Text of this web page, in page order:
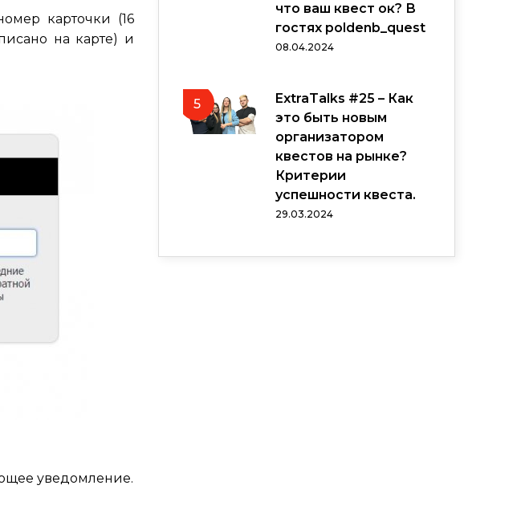
карточки (16
на карте) и
уведомление.
что ваш квест ок? В
гостях poldenb_quest
08.04.2024
5
ExtraTalks #25 – Как
это быть новым
организатором
квестов на рынке?
Критерии
успешности квеста.
29.03.2024